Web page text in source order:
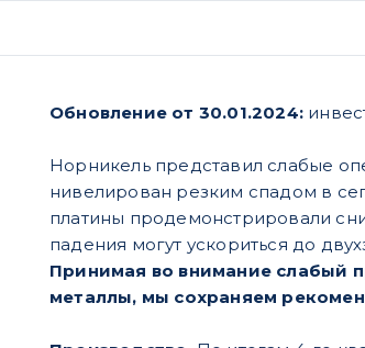
Обновление от 30.01.2024:
Норникель представил слабые
нивелирован резким спадом в
платины продемонстрировали
падения могут ускориться до
Принимая во внимание слабый
металлы, мы сохраняем